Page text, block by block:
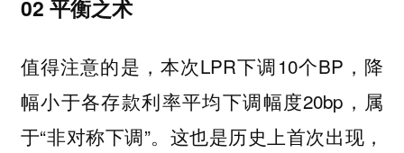
02 平衡之术
值得注意的是，本次LPR下调10个BP，降
幅小于各存款利率平均下调幅度20bp，属
于“非对称下调”。这也是历史上首次出现，